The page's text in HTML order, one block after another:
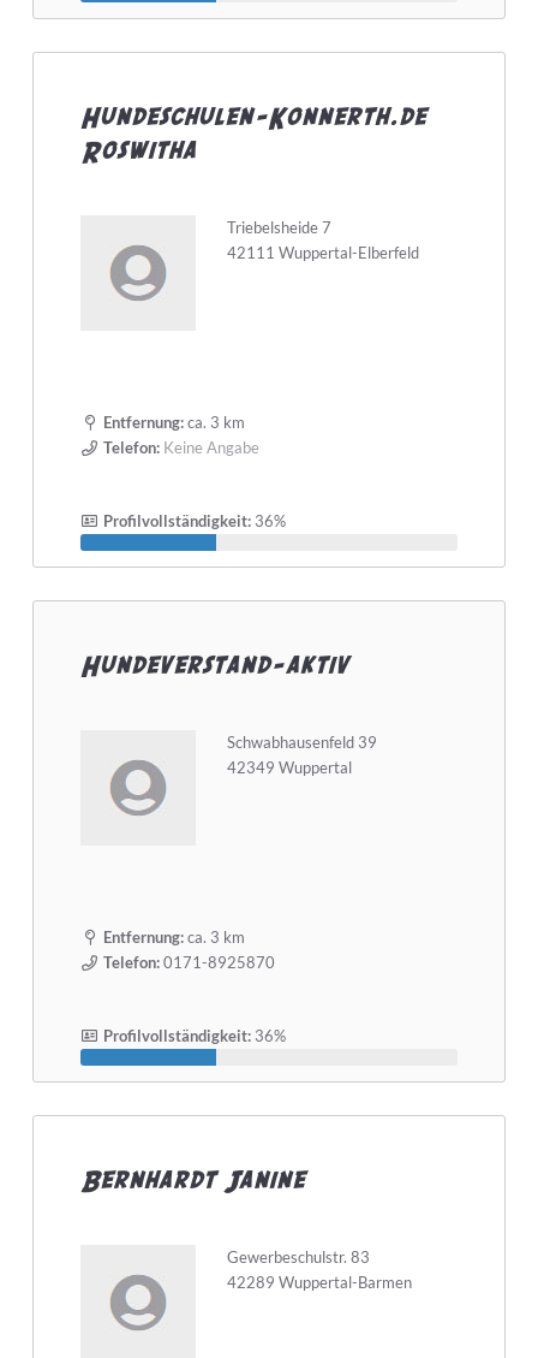
Hundeschulen-Konnerth.de
Roswitha
Triebelsheide 7
42111 Wuppertal-Elberfeld
Entfernung:ca. 3 km
Telefon: Keine Angabe
Profilvollständigkeit:36%
Hundeverstand-aktiv
Schwabhausenfeld 39
42349 Wuppertal
Entfernung:ca. 3 km
Telefon:0171-8925870
Profilvollständigkeit:36%
Bernhardt Janine
Gewerbeschulstr. 83
42289 Wuppertal-Barmen